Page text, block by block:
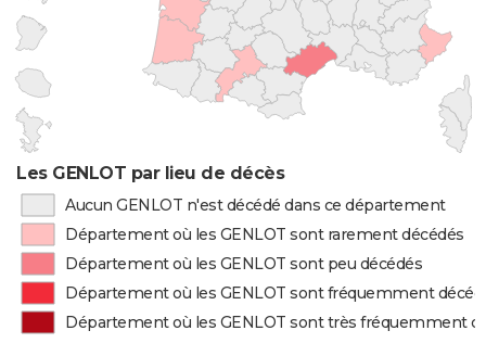
Les GENLOT par lieu de décès
Aucun GENLOT n'est décédé dans ce département
Département où les GENLOT sont rarement décédés
Département où les GENLOT sont peu décédés
Département où les GENLOT sont fréquemment
Département où les GENLOT sont très fréquemment